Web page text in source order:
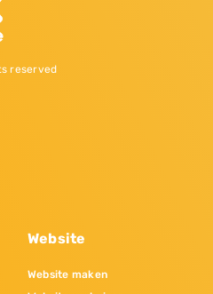
reserved
Website
Website maken